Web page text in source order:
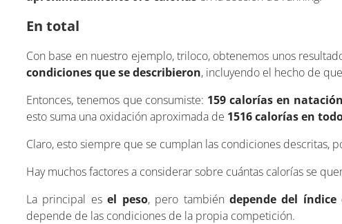
En total
Con base en nuestro ejemplo, triloco, obtenemos unos
condiciones que se describieron, incluyendo el hecho de
Entonces, tenemos que consumiste: 159 calorías en natación
esto suma una oxidación aproximada de 1516 calorías en
Claro, esto siempre que se cumplan las condiciones descritas,
Hay muchos factores a considerar sobre cuántas calorías se
La principal esel peso, pero también depende del
depende de las condiciones de la propia competición.